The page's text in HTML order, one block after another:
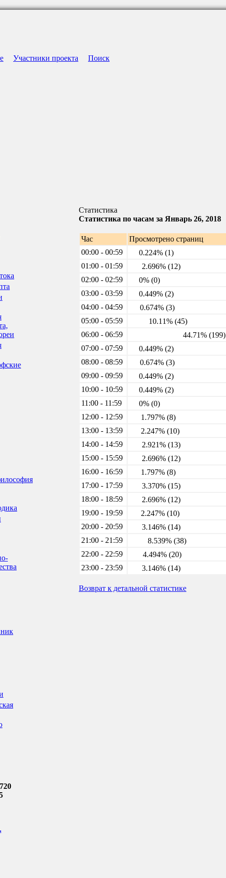
Участники проекта Поиск
Статистика
Статистика по часам за Январь 26, 2018
Час
Просмотрено страниц
00:00 - 00:59
0.224% (1)
01:00 - 01:59
2.696% (12)
02:00 - 02:59
0% (0)
03:00 - 03:59
0.449% (2)
04:00 - 04:59
0.674% (3)
05:00 - 05:59
10.11% (45)
06:00 - 06:59
44.71% (199)
07:00 - 07:59
0.449% (2)
08:00 - 08:59
0.674% (3)
09:00 - 09:59
0.449% (2)
10:00 - 10:59
0.449% (2)
11:00 - 11:59
0% (0)
12:00 - 12:59
1.797% (8)
13:00 - 13:59
2.247% (10)
14:00 - 14:59
2.921% (13)
15:00 - 15:59
2.696% (12)
16:00 - 16:59
1.797% (8)
17:00 - 17:59
3.370% (15)
18:00 - 18:59
2.696% (12)
19:00 - 19:59
2.247% (10)
20:00 - 20:59
3.146% (14)
21:00 - 21:59
8.539% (38)
22:00 - 22:59
4.494% (20)
23:00 - 23:59
3.146% (14)
Возврат к детальной статистике